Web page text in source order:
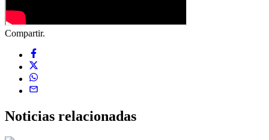
Compartir.
Noticias relacionadas